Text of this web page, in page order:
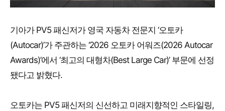
기아가 PV5 패신저가 영국 자동차 전문지 ‘오토카
(Autocar)’가 주관하는 ‘2026 오토카 어워즈(2026 Autocar
Awards)’에서 ‘최고의 대형차(Best Large Car)’ 부문에 선정
됐다고 밝혔다.
오토카는 PV5 패신저의 신선하고 미래지향적인 스타일링,